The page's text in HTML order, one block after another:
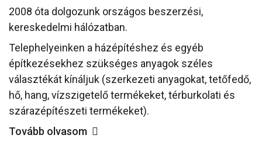
2008 óta dolgozunk országos beszerzési,
kereskedelmi hálózatban.
Telephelyeinken a házépítéshez és egyéb
építkezésekhez szükséges anyagok széles
választékát kínáljuk (szerkezeti anyagokat, tetőfedő,
hő, hang, vízszigetelő termékeket, térburkolati és
szárazépítészeti termékeket).
Tovább olvasom